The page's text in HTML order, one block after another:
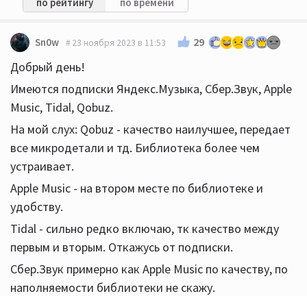
Sn0w 23 ноября 2023 в 11:53 29
Добрый день!
Имеются подписки Яндекс.Музыка, Сбер.Звук, Apple
Music, Tidal, Qobuz.
На мой слух: Qobuz - качество наилучшее, передает
все микродетали и тд. Библиотека более чем
устраивает.
Apple Music - на втором месте по библиотеке и
удобству.
Tidal - сильно редко включаю, тк качество между
первым и вторым. Откажусь от подписки.
Сбер.Звук примерно как Apple Music по качеству, по
наполняемости библиотеки не скажу.